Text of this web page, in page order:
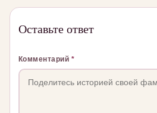
Оставьте ответ
Комментарий *